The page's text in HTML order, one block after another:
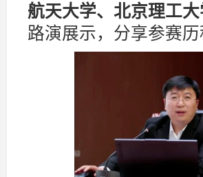
航天大学、北京理工
路演展示，分享参赛